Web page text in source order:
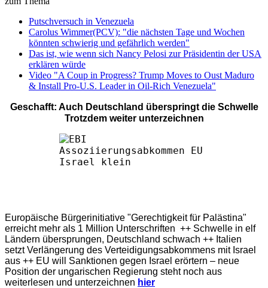
Putschversuch in Venezuela
Carolus Wimmer(PCV): "die nächsten Tage und Wochen
könnten schwierig und gefährlich werden"
Das ist, wie wenn sich Nancy Pelosi zur Präsidentin der USA
erklären würde
Video "A Coup in Progress? Trump Moves to Oust Maduro
& Install Pro-U.S. Leader in Oil-Rich Venezuela"
Geschafft: Auch Deutschland überspringt die Schwelle
Trotzdem weiter unterzeichnen
Europäische Bürgerinitiative "Gerechtigkeit für Palästina"
erreicht mehr als 1 Million Unterschriften ++ Schwelle in elf
Ländern übersprungen, Deutschland schwach ++ Italien
setzt Verlängerung des Verteidigungsabkommens mit Israel
aus ++ EU will Sanktionen gegen Israel erörtern – neue
Position der ungarischen Regierung steht noch aus
weiterlesen und unterzeichnen hier